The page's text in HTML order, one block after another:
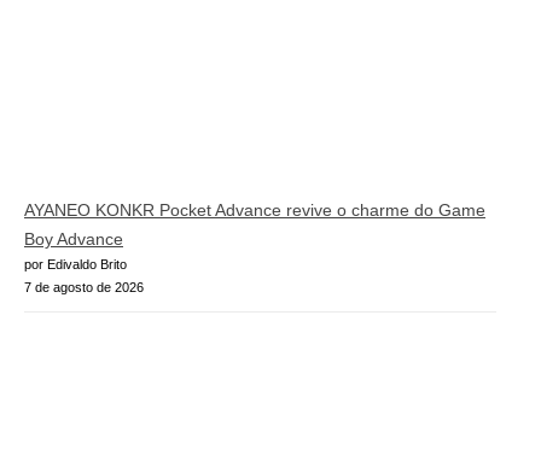
AYANEO KONKR Pocket Advance revive o charme do Game
Boy Advance
por Edivaldo Brito
7 de agosto de 2026